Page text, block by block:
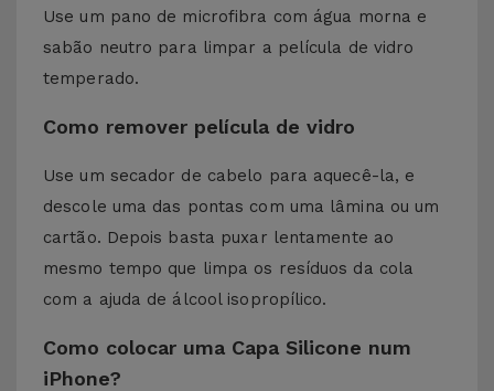
Use um pano de microfibra com água morna e
sabão neutro para limpar a película de vidro
temperado.
Como remover película de vidro
Use um secador de cabelo para aquecê-la, e
descole uma das pontas com uma lâmina ou um
cartão. Depois basta puxar lentamente ao
mesmo tempo que limpa os resíduos da cola
com a ajuda de álcool isopropílico.
Como colocar uma Capa Silicone num
iPhone?